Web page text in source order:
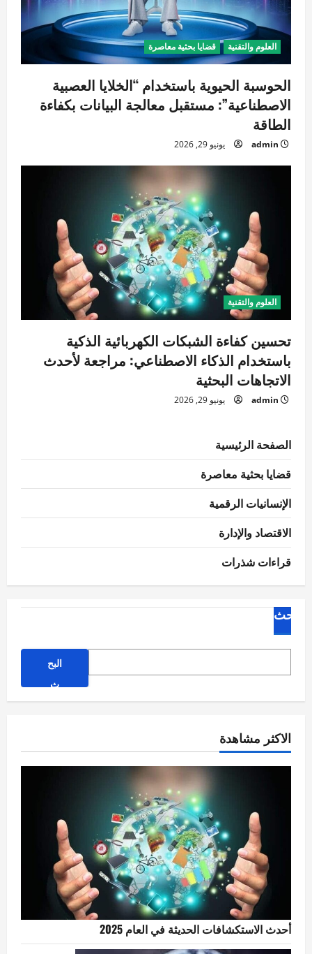
العلوم والتقنية قضايا بحثية معاصرة
الحوسبة الحيوية باستخدام “الخلايا العصبية
الاصطناعية”: مستقبل معالجة البيانات بكفاءة
الطاقة
admin يونيو 29, 2026
العلوم والتقنية
تحسين كفاءة الشبكات الكهربائية الذكية
باستخدام الذكاء الاصطناعي: مراجعة لأحدث
الاتجاهات البحثية
admin يونيو 29, 2026
الصفحة الرئيسية
قضايا بحثية معاصرة
الإنسانيات الرقمية
الاقتصاد والإدارة
قراءات شذرات
البحث
البح
ث
الاكثر مشاهدة
أحدث الاستكشافات الحديثة في العام 2025